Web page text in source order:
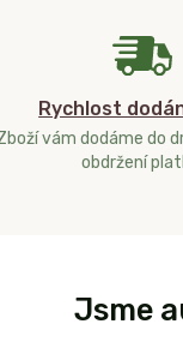
Rychlost
vám dodáme do
obdržení
Jsme